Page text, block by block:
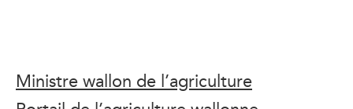
Ministre wallon de l’agriculture